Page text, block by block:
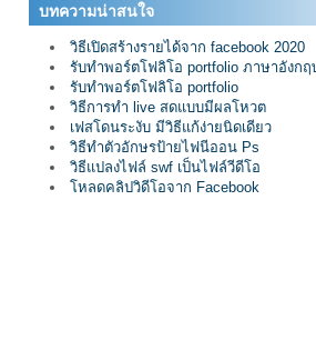
บทความน่าสนใจ
วิธีเปิดสร้างรายได้จาก facebook 2020
รับทำพอร์ตโฟลิโอ portfolio ภาษาอังกฤ
รับทำพอร์ตโฟลิโอ portfolio
วิธีการทำ live สดแบบมีผลโหวต
เฟสโดนระงับ มีวิธีแก้ง่ายนิดเดียว
วิธีทำตัวอักษรป้ายไฟนีออน Ps
วิธีแปลงไฟล์ swf เป็นไฟล์วีดีโอ
โหลดคลิปวิดีโอจาก Facebook